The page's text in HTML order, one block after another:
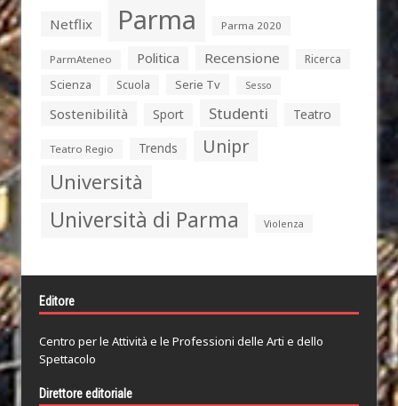
Netflix Parma Parma 2020
ParmAteneo Politica Recensione
Ricerca
Scienza
Scuola Serie Tv Sesso
Sostenibilità Sport Studenti Teatro
Teatro Regio Trends Unipr
Università
Università di Parma Violenza
Editore
Centro per le Attività e le Professioni delle Arti e dello
Spettacolo
Direttore editoriale